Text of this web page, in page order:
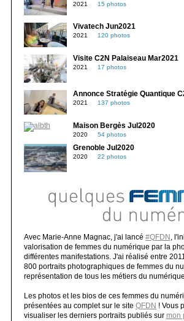
2021 15 photos
Vivatech Jun2021
2021 120 photos
Visite C2N Palaiseau Mar2021
2021 17 photos
Annonce Stratégie Quantique
2021 137 photos
Maison Bergès Jul2020
2020 54 photos
Grenoble Jul2020
2020 22 photos
Avec Marie-Anne Magnac, j'ai lancé #QFDN
,
valorisation de femmes du numérique par la
différentes manifestations. J'ai réalisé entre
800 portraits photographiques de femmes du
représentation de tous les métiers du numérique.
Les photos et les bios de ces femmes du
présentées au complet sur le site QFDN ! Vous
visualiser les derniers portraits publiés sur mon